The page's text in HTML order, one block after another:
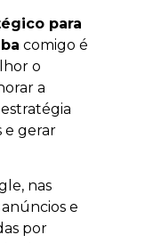
para
comigo é
o
a
e gerar
nas
anúncios e
por